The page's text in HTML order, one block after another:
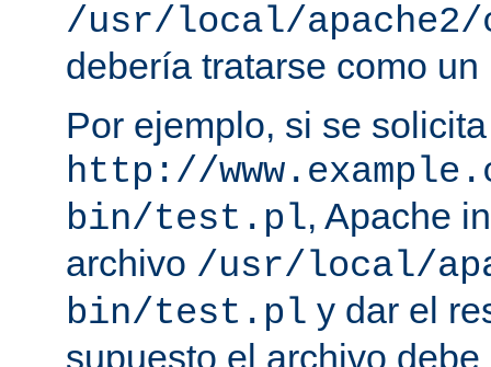
/usr/local/
debería tratarse como
Por ejemplo, si se
http://
bin/test.pl, Apache
archivo /usr/local/
bin/test.pl y dar el
supuesto el archivo